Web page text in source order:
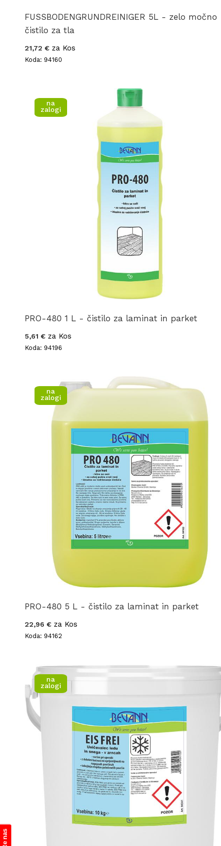
FUSSBODENGRUNDREINIGER 5L - zelo močno
čistilo za tla
21,72 € za Kos
Koda: 94160
na
zalogi
PRO-480 1 L - čistilo za laminat in parket
5,61 € za Kos
Koda: 94196
na
zalogi
PRO-480 5 L - čistilo za laminat in parket
22,96 € za Kos
Koda: 94162
na
zalogi